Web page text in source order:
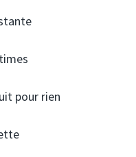
pour rien